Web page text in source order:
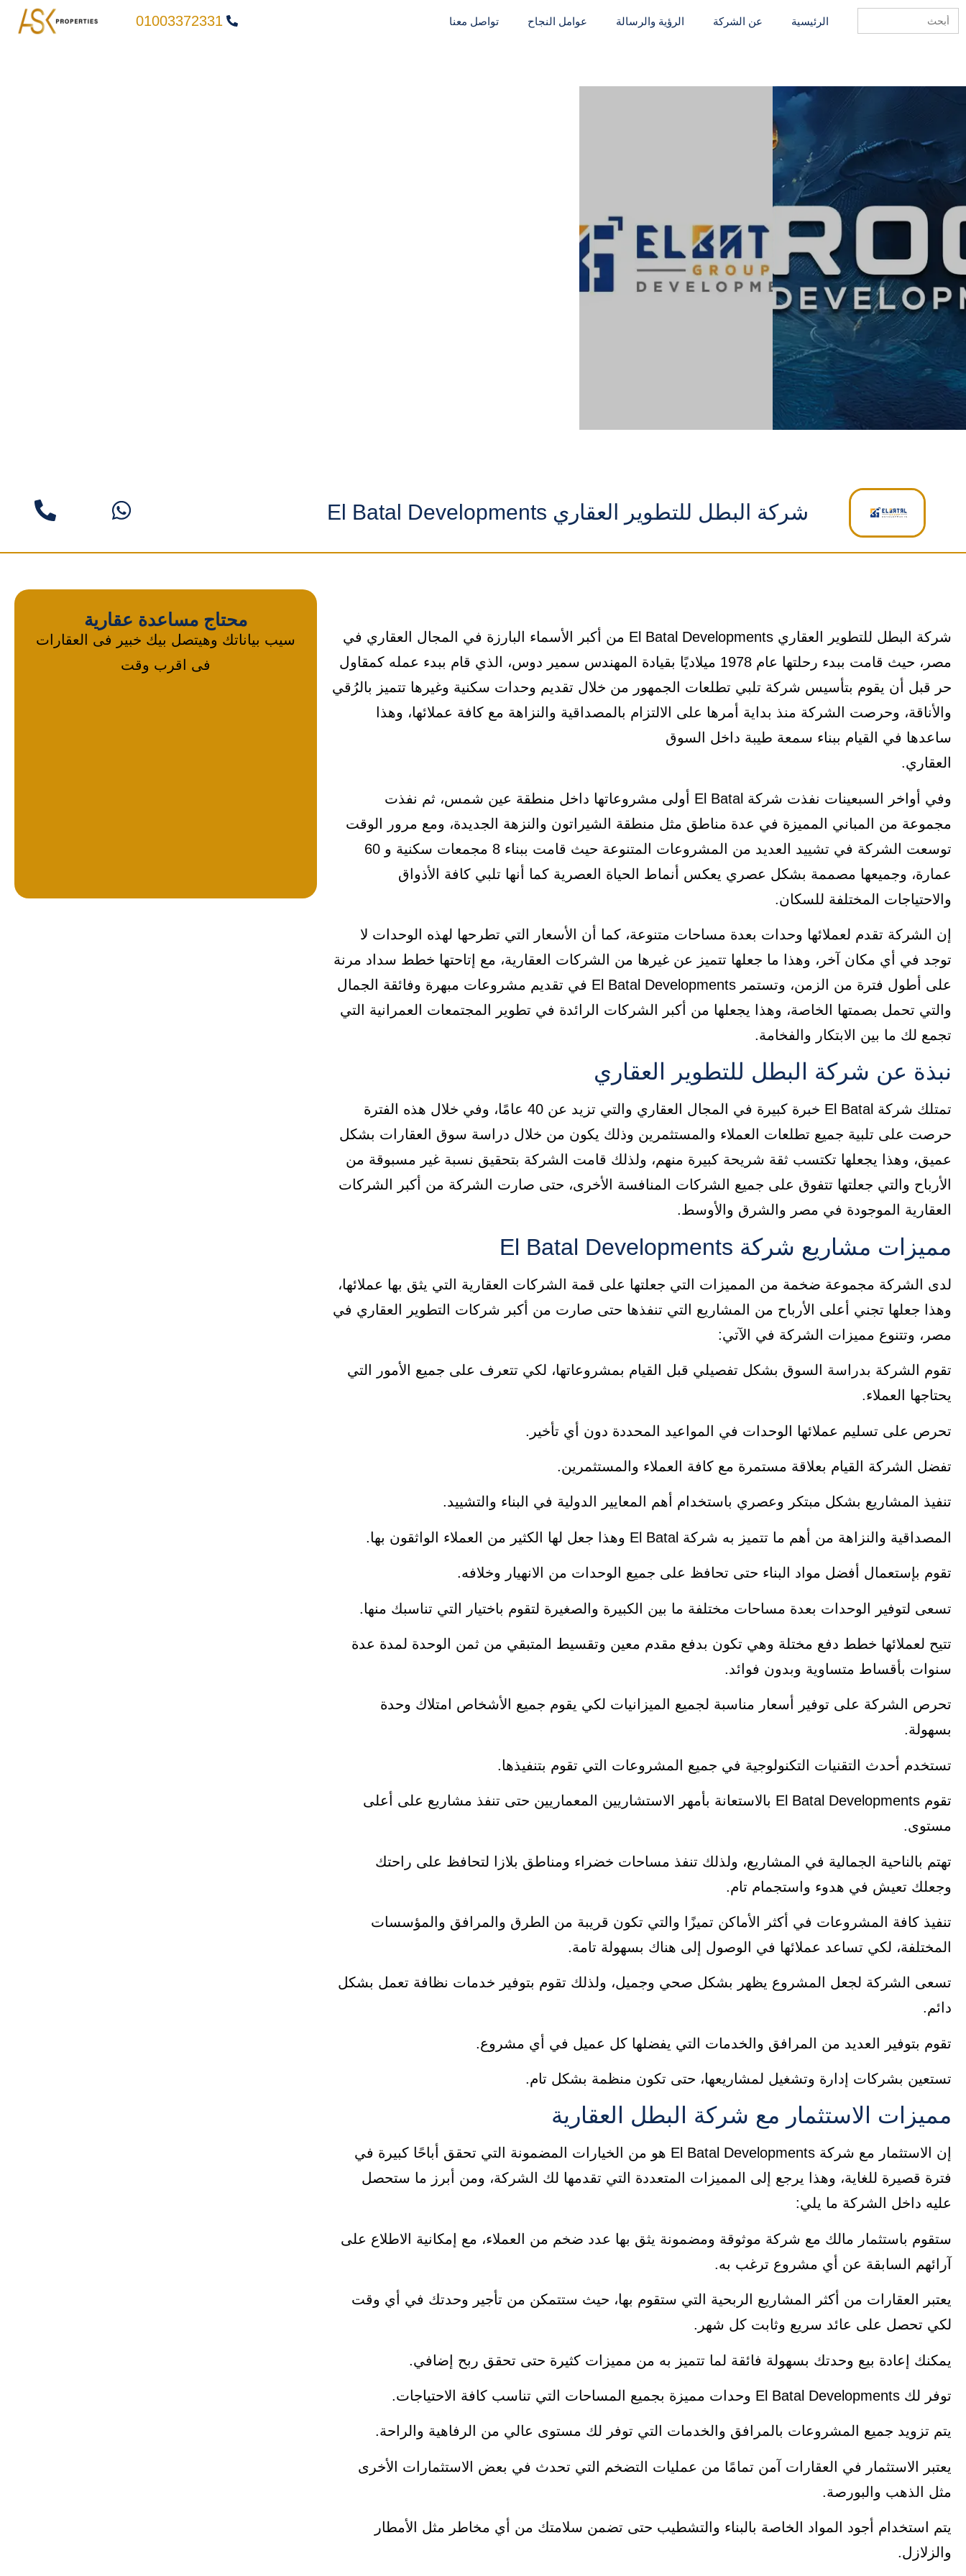
Search
for:
الرئيسية عن الشركة الرؤية والرسالة عوامل النجاح تواصل معنا 01003372331
شركة البطل للتطوير العقاري El Batal Developments
شركة البطل للتطوير العقاري El Batal Developments من أكبر الأسماء البارزة في المجال العقاري في
مصر، حيث قامت ببدء رحلتها عام 1978 ميلاديًا بقيادة المهندس سمير دوس، الذي قام ببدء عمله كمقاول
حر قبل أن يقوم بتأسيس شركة تلبي تطلعات الجمهور من خلال تقديم وحدات سكنية وغيرها تتميز بالرُقي
والأناقة، وحرصت الشركة منذ بداية أمرها على الالتزام بالمصداقية والنزاهة مع كافة عملائها، وهذا
ساعدها في القيام ببناء سمعة طيبة داخل السوق
العقاري.
وفي أواخر السبعينات نفذت شركة El Batal أولى مشروعاتها داخل منطقة عين شمس، ثم نفذت
مجموعة من المباني المميزة في عدة مناطق مثل منطقة الشيراتون والنزهة الجديدة، ومع مرور الوقت
توسعت الشركة في تشييد العديد من المشروعات المتنوعة حيث قامت ببناء 8 مجمعات سكنية و 60
عمارة، وجميعها مصممة بشكل عصري يعكس أنماط الحياة العصرية كما أنها تلبي كافة الأذواق
والاحتياجات المختلفة للسكان.
إن الشركة تقدم لعملائها وحدات بعدة مساحات متنوعة، كما أن الأسعار التي تطرحها لهذه الوحدات لا
توجد في أي مكان آخر، وهذا ما جعلها تتميز عن غيرها من الشركات العقارية، مع إتاحتها خطط سداد مرنة
على أطول فترة من الزمن، وتستمر El Batal Developments في تقديم مشروعات مبهرة وفائقة الجمال
والتي تحمل بصمتها الخاصة، وهذا يجعلها من أكبر الشركات الرائدة في تطوير المجتمعات العمرانية التي
تجمع لك ما بين الابتكار والفخامة.
نبذة عن شركة البطل للتطوير العقاري
تمتلك شركة El Batal خبرة كبيرة في المجال العقاري والتي تزيد عن 40 عامًا، وفي خلال هذه الفترة
حرصت على تلبية جميع تطلعات العملاء والمستثمرين وذلك يكون من خلال دراسة سوق العقارات بشكل
عميق، وهذا يجعلها تكتسب ثقة شريحة كبيرة منهم، ولذلك قامت الشركة بتحقيق نسبة غير مسبوقة من
الأرباح والتي جعلتها تتفوق على جميع الشركات المنافسة الأخرى، حتى صارت الشركة من أكبر الشركات
العقارية الموجودة في مصر والشرق والأوسط.
مميزات مشاريع شركة El Batal Developments
لدى الشركة مجموعة ضخمة من المميزات التي جعلتها على قمة الشركات العقارية التي يثق بها عملائها،
وهذا جعلها تجني أعلى الأرباح من المشاريع التي تنفذها حتى صارت من أكبر شركات التطوير العقاري في
مصر، وتتنوع مميزات الشركة في الآتي:
تقوم الشركة بدراسة السوق بشكل تفصيلي قبل القيام بمشروعاتها، لكي تتعرف على جميع الأمور التي
يحتاجها العملاء.
تحرص على تسليم عملائها الوحدات في المواعيد المحددة دون أي تأخير.
تفضل الشركة القيام بعلاقة مستمرة مع كافة العملاء والمستثمرين.
تنفيذ المشاريع بشكل مبتكر وعصري باستخدام أهم المعايير الدولية في البناء والتشييد.
المصداقية والنزاهة من أهم ما تتميز به شركة El Batal وهذا جعل لها الكثير من العملاء الواثقون بها.
تقوم بإستعمال أفضل مواد البناء حتى تحافظ على جميع الوحدات من الانهيار وخلافه.
تسعى لتوفير الوحدات بعدة مساحات مختلفة ما بين الكبيرة والصغيرة لتقوم باختيار التي تناسبك منها.
تتيح لعملائها خطط دفع مختلة وهي تكون بدفع مقدم معين وتقسيط المتبقي من ثمن الوحدة لمدة عدة
سنوات بأقساط متساوية وبدون فوائد.
تحرص الشركة على توفير أسعار مناسبة لجميع الميزانيات لكي يقوم جميع الأشخاص امتلاك وحدة
بسهولة.
تستخدم أحدث التقنيات التكنولوجية في جميع المشروعات التي تقوم بتنفيذها.
تقوم El Batal Developments بالاستعانة بأمهر الاستشاريين المعماريين حتى تنفذ مشاريع على أعلى
مستوى.
تهتم بالناحية الجمالية في المشاريع، ولذلك تنفذ مساحات خضراء ومناطق بلازا لتحافظ على راحتك
وجعلك تعيش في هدوء واستجمام تام.
تنفيذ كافة المشروعات في أكثر الأماكن تميزًا والتي تكون قريبة من الطرق والمرافق والمؤسسات
المختلفة، لكي تساعد عملائها في الوصول إلى هناك بسهولة تامة.
تسعى الشركة لجعل المشروع يظهر بشكل صحي وجميل، ولذلك تقوم بتوفير خدمات نظافة تعمل بشكل
دائم.
تقوم بتوفير العديد من المرافق والخدمات التي يفضلها كل عميل في أي مشروع.
تستعين بشركات إدارة وتشغيل لمشاريعها، حتى تكون منظمة بشكل تام.
مميزات الاستثمار مع شركة البطل العقارية
إن الاستثمار مع شركة El Batal Developments هو من الخيارات المضمونة التي تحقق أباحًا كبيرة في
فترة قصيرة للغاية، وهذا يرجع إلى المميزات المتعددة التي تقدمها لك الشركة، ومن أبرز ما ستحصل
عليه داخل الشركة ما يلي:
ستقوم باستثمار مالك مع شركة موثوقة ومضمونة يثق بها عدد ضخم من العملاء، مع إمكانية الاطلاع على
آرائهم السابقة عن أي مشروع ترغب به.
يعتبر العقارات من أكثر المشاريع الربحية التي ستقوم بها، حيث ستتمكن من تأجير وحدتك في أي وقت
لكي تحصل على عائد سريع وثابت كل شهر.
يمكنك إعادة بيع وحدتك بسهولة فائقة لما تتميز به من مميزات كثيرة حتى تحقق ربح إضافي.
توفر لك El Batal Developments وحدات مميزة بجميع المساحات التي تناسب كافة الاحتياجات.
يتم تزويد جميع المشروعات بالمرافق والخدمات التي توفر لك مستوى عالي من الرفاهية والراحة.
يعتبر الاستثمار في العقارات آمن تمامًا من عمليات التضخم التي تحدث في بعض الاستثمارات الأخرى
مثل الذهب والبورصة.
يتم استخدام أجود المواد الخاصة بالبناء والتشطيب حتى تضمن سلامتك من أي مخاطر مثل الأمطار
والزلازل.
محتاج مساعدة عقارية
سيب بياناتك وهيتصل بيك خبير فى العقارات
فى اقرب وقت